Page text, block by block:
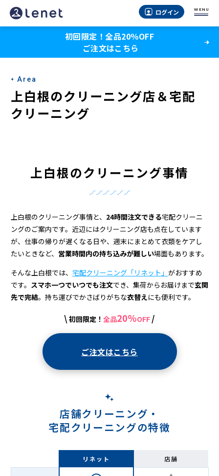
上
白
の
ク
リ
ー
宅
配
ク
リ
ー
ログイン MENU
初回限定！全品20％OFF
ご注文はこちら
Area
上白根のクリーニング店＆宅配
クリーニング
上白根のクリーニング事情
上白根のクリーニング事情と、 24時間注文できる宅配クリーニ
ングのご案内です。近辺にはクリーニング店も点在しています
が、仕事の帰りが遅くなる日や、週末にまとめて衣類をケアし
たいときなど、 営業時間内の持ち込みが難しい場面もあります。
そんな上白根では、 宅配クリーニング「リネット」 がおすすめ
です。 スマホ一つでいつでも注文でき、集荷からお届けまで玄関
先で完結。持ち運びでかさばりがちな衣替えにも便利です。
\ 初回限定！ 全品20%OFF /
ご注文はこちら
店舗クリーニング・
宅配クリーニングの特徴
リネット 店舗